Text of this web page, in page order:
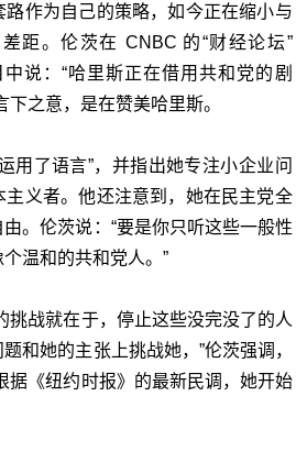
路作为自己的策略，如今正在缩小与
距。伦茨在 CNBC 的“财经论坛”
中说：“哈里斯正在借用共和党的剧
下之意，是在赞美哈里斯。
用了语言”，并指出她专注小企业问
义者。他还注意到，她在民主党全
。伦茨说：“要是你只听这些一般性
温和的共和党人。”
挑战就在于，停止这些没完没了的人
和她的主张上挑战她，”伦茨强调，
据《纽约时报》的最新民调，她开始